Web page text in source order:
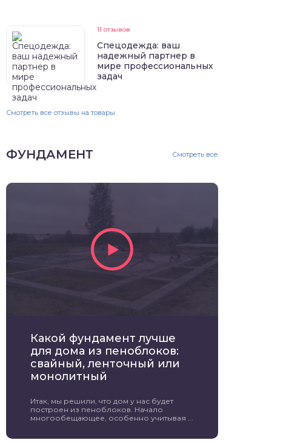
11 отзывов
Спецодежда: ваш
надежный партнер в
мире профессиональных
задач
Смотреть все отзывы на товары
ФУНДАМЕНТ Смотреть все
Какой фундамент лучше
для дома из пеноблоков:
свайный, ленточный или
монолитный
Итак, мы решили, что дом у нас будет
построен из пеноблоков. Начало
многообещающее, особенно учитывая ...